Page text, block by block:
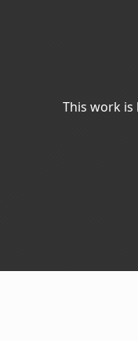
This work is